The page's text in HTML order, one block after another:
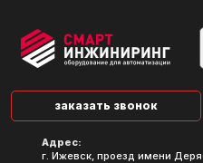
Адрес:
г. Ижевск, проезд имени
заказать звонок